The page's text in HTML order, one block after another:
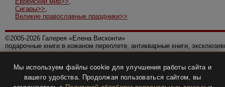
Сигары>>,
Великие православные праздники>>
©2005-2026 Галерея «Елена Висконти»
подарочные книги в кожаном переплете, антикварные книги,
Политика конфиденциальности
Все права защищены.
Мы используем файлы cookie для улучшения работы сайта и
вашего удобства. Продолжая пользоваться сайтом, вы